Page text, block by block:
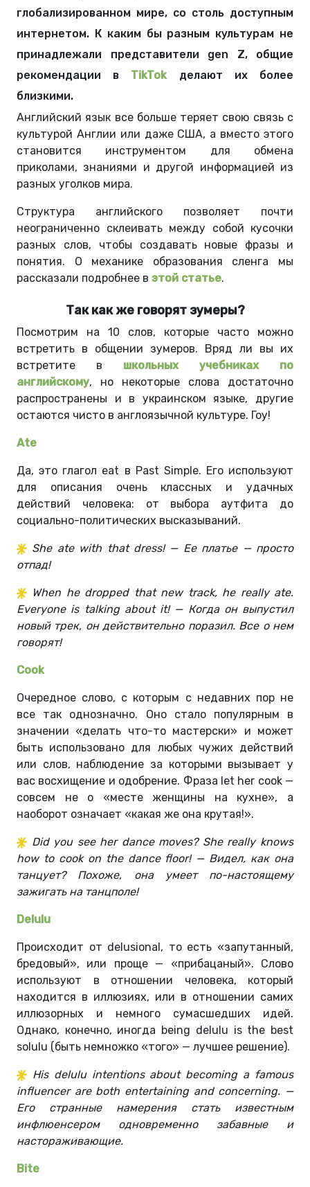
глобализированном мире, со столь доступным
интернетом. К каким бы разным культурам не
принадлежали представители gen Z, общие
рекомендации в TikTokделают их более
близкими.
Английский язык все больше теряет свою связь с
культурой Англии или даже США, а вместо этого
становится инструментом для обмена
приколами, знаниями и другой информацией из
разных уголков мира.
Структура английского позволяет почти
неограниченно склеивать между собой кусочки
разных слов, чтобы создавать новые фразы и
понятия. О механике образования сленга мы
рассказали подробнее в этой статье.
Так как же говорят зумеры?
Посмотрим на 10 слов, которые часто можно
встретить в общении зумеров. Вряд ли вы их
встретите в школьных учебниках по
английскому, но некоторые слова достаточно
распространены и в украинском языке, другие
остаются чисто в англоязычной культуре. Гоу!
Ate
Да, это глагол eat в Past Simple. Его используют
для описания очень классных и удачных
действий человека: от выбора аутфита до
социально-политических высказываний.
She ate with that dress! — Ее платье — просто
отпад!
When he dropped that new track, he really ate.
Everyone is talking about it! — Когда он выпустил
новый трек, он действительно поразил. Все о нем
говорят!
Cook
Очередное слово, с которым с недавних пор не
все так однозначно. Оно стало популярным в
значении «делать что-то мастерски» и может
быть использовано для любых чужих действий
или слов, наблюдение за которыми вызывает у
вас восхищение и одобрение. Фраза let her cook —
совсем не о «месте женщины на кухне», а
наоборот означает «какая же она крутая!».
Did you see her dance moves? She really knows
how to cook on the dance floor! — Видел, как она
танцует? Похоже, она умеет по-настоящему
зажигать на танцполе!
Delulu
Происходит от delusional, то есть «запутанный,
бредовый», или проще — «прибацаный». Слово
используют в отношении человека, который
находится в иллюзиях, или в отношении самих
иллюзорных и немного сумасшедших идей.
Однако, конечно, иногда being delulu is the best
solulu (быть немножко «того» — лучшее решение).
His delulu intentions about becoming a famous
influencer are both entertaining and concerning. —
Его странные намерения стать известным
инфлюенсером одновременно забавные и
настораживающие.
Bite